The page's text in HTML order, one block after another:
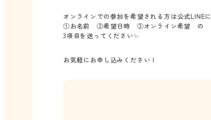
オンラインでの参加を希望される方は公式LINEに
①お名前 ②希望日時 ③オンライン希望 の
3項目を送ってください✨
お気軽にお申し込みください！